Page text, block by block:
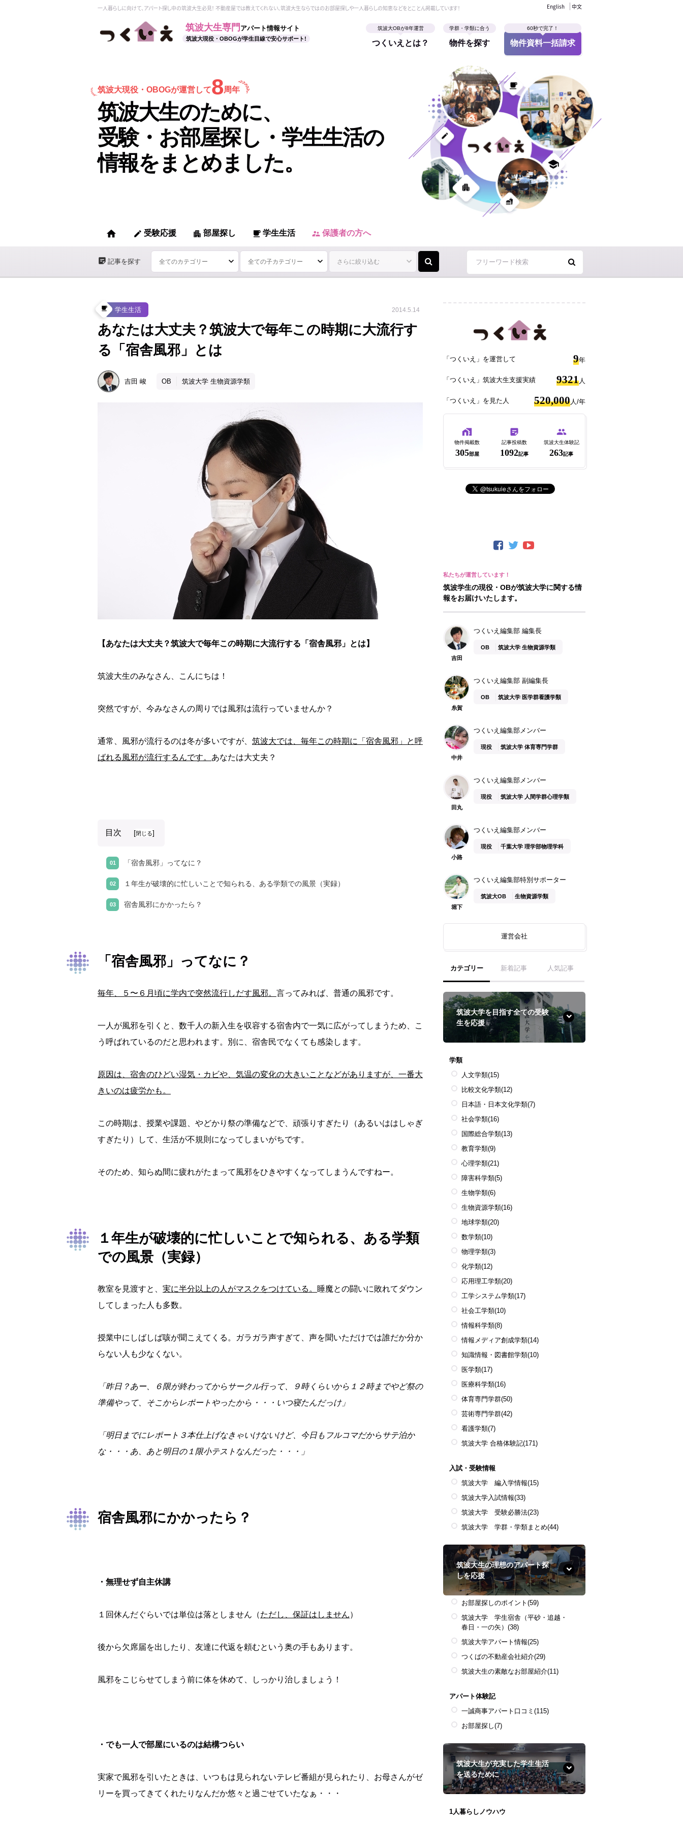
一人暮らしに向けて、アパート探し中の筑波大生必見！ 不動産屋では教えてくれない、筑波大生ならではのお部屋探しや一人暮らしの知恵などをとことん掲載しています！ English 中文
筑波大生専門 アパート情報サイト
筑波大現役・OBOGが学生目線で安心サポート!
筑波大OBが8年運営
つくいえとは？
学群・学類に合う
物件を探す
60秒で完了！
物件資料一括請求
筑波大現役・ OBOGが運営して8周年
筑波大生のために、
受験・お部屋探し・学生生活の
情報をまとめました。
home edit 受験応援 apartment 部屋探し local_cafe 学生生活 supervisor_account 保護者の方へ
sticky_note_2 記事を探す
local_cafe 学生生活 2014.5.14
あなたは大丈夫？筑波大で毎年この時期に大流行す
る「宿舎風邪」とは
吉田 峻 OB 筑波大学 生物資源学類
【あなたは大丈夫？筑波大で毎年この時期に大流行する「宿舎風邪」とは】
筑波大生のみなさん、こんにちは！
突然ですが、今みなさんの周りでは風邪は流行っていませんか？
通常、風邪が流行るのは冬が多いですが、 筑波大では、毎年この時期に「宿舎風邪」と呼
ばれる風邪が流行するんです。 あなたは大丈夫？
目次 [閉じる]
「宿舎風邪」ってなに？
１年生が破壊的に忙しいことで知られる、ある学類での風景（実録）
宿舎風邪にかかったら？
「宿舎風邪」ってなに？
毎年、５〜６月頃に学内で突然流行しだす風邪。 言ってみれば、普通の風邪です。
一人が風邪を引くと、数千人の新入生を収容する宿舎内で一気に広がってしまうため、こ
う呼ばれているのだと思われます。別に、宿舎民でなくても感染します。
原因は、宿舎のひどい湿気・カビや、気温の変化の大きいことなどがありますが、一番大
きいのは疲労かも。
この時期は、授業や課題、やどかり祭の準備などで、頑張りすぎたり（あるいははしゃぎ
すぎたり）して、生活が不規則になってしまいがちです。
そのため、知らぬ間に疲れがたまって風邪をひきやすくなってしまうんですねー。
１年生が破壊的に忙しいことで知られる、ある学類
での風景（実録）
教室を見渡すと、 実に半分以上の人がマスクをつけている。 睡魔との闘いに敗れてダウン
してしまった人も多数。
授業中にしばしば咳が聞こえてくる。ガラガラ声すぎて、声を聞いただけでは誰だか分か
らない人も少なくない。
「昨日？あー、６限が終わってからサークル行って、９時くらいから１２時までやど祭の
準備やって、そこからレポートやったから・・・いつ寝たんだっけ」
「明日までにレポート３本仕上げなきゃいけないけど、今日もフルコマだからサテ泊か
な・・・あ、あと明日の１限小テストなんだった・・・」
宿舎風邪にかかったら？
・無理せず自主休講
１回休んだぐらいでは単位は落としません（ただし、保証はしません）
後から欠席届を出したり、友達に代返を頼むという奥の手もあります。
風邪をこじらせてしまう前に体を休めて、しっかり治しましょう！
・でも一人で部屋にいるのは結構つらい
実家で風邪を引いたときは、いつもは見られないテレビ番組が見られたり、お母さんがゼ
リーを買ってきてくれたりなんだか悠々と過ごせていたなぁ・・・
「つくいえ」を運営して 9年
「つくいえ」筑波大生支援実績 9321 人
「つくいえ」を見た人 520,000 人/年
物件掲載数
305部屋
記事投稿数
1092記事
筑波大生体験記
263記事
筑波学生の現役・OBが筑波大学に関する情
報をお届けいたします。
吉田
つくいえ編集部 編集長
OB 筑波大学 生物資源学類
糸賀
つくいえ編集部 副編集長
OB 筑波大学 医学群看護学類
中井
つくいえ編集部メンバー
現役 筑波大学 体育専門学群
田丸
つくいえ編集部メンバー
現役 筑波大学 人間学群心理学類
小路
つくいえ編集部メンバー
現役 千葉大学 理学部物理学科
堀下
つくいえ編集部特別サポーター
筑波大OB 生物資源学類
運営会社
カテゴリー 新着記事 人気記事
筑波大学を目指す全ての受験
生を応援
学類
人文学類(15)
比較文化学類(12)
日本語・日本文化学類(7)
社会学類(16)
国際総合学類(13)
教育学類(9)
心理学類(21)
障害科学類(5)
生物学類(6)
生物資源学類(16)
地球学類(20)
数学類(10)
物理学類(3)
化学類(12)
応用理工学類(20)
工学システム学類(17)
社会工学類(10)
情報科学類(8)
情報メディア創成学類(14)
知識情報・図書館学類(10)
医学類(17)
医療科学類(16)
体育専門学群(50)
芸術専門学群(42)
看護学類(7)
筑波大学 合格体験記(171)
入試・受験情報
筑波大学 編入学情報(15)
筑波大学入試情報(33)
筑波大学 受験必勝法(23)
筑波大学 学群・学類まとめ(44)
筑波大生の理想のアパート探
しを応援
お部屋探しのポイント (59)
筑波大学 学生宿舎（平砂・追越・
春日・一の矢） (38)
筑波大学アパート情報(25)
つくばの不動産会社紹介(29)
筑波大生の素敵なお部屋紹介(11)
アパート体験記
一誠商事アパート口コミ (115)
お部屋探し(7)
筑波大生が充実した学生生活
を送るために
1人暮らしノウハウ